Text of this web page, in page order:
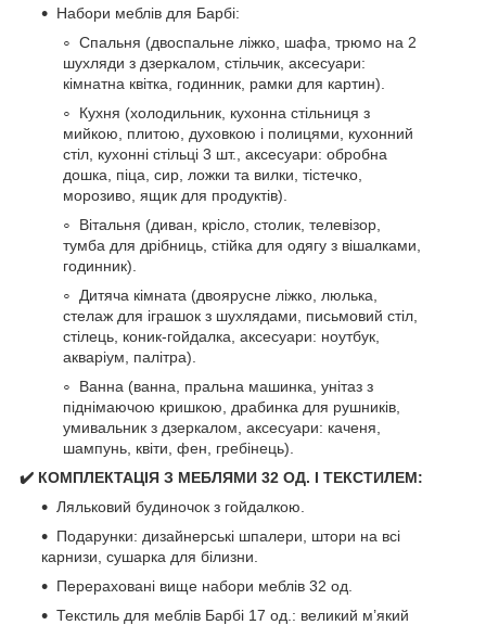
Набори меблів для Барбі:
Спальня (двоспальне ліжко, шафа, трюмо на 2
шухляди з дзеркалом, стільчик, аксесуари:
кімнатна квітка, годинник, рамки для картин).
Кухня (холодильник, кухонна стільниця з
мийкою, плитою, духовкою і полицями, кухонний
стіл, кухонні стільці 3 шт., аксесуари: обробна
дошка, піца, сир, ложки та вилки, тістечко,
морозиво, ящик для продуктів).
Вітальня (диван, крісло, столик, телевізор,
тумба для дрібниць, стійка для одягу з вішалками,
годинник).
Дитяча кімната (двоярусне ліжко, люлька,
стелаж для іграшок з шухлядами, письмовий стіл,
стілець, коник-гойдалка, аксесуари: ноутбук,
акваріум, палітра).
Ванна (ванна, пральна машинка, унітаз з
піднімаючою кришкою, драбинка для рушників,
умивальник з дзеркалом, аксесуари: каченя,
шампунь, квіти, фен, гребінець).
✔️ КОМПЛЕКТАЦІЯ З МЕБЛЯМИ 32 ОД. І ТЕКСТИЛЕМ:
Ляльковий будиночок з гойдалкою.
Подарунки: дизайнерські шпалери, штори на всі
карнизи, сушарка для білизни.
Перераховані вище набори меблів 32 од.
Текстиль для меблів Барбі 17 од.: великий м’який